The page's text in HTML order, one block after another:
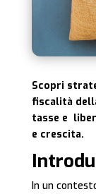
Scopri
fiscalità
tasse e
e crescita.
In un